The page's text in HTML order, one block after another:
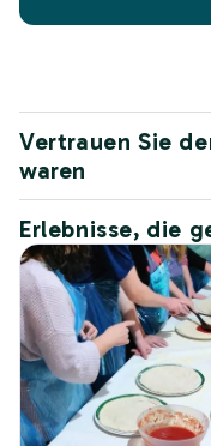
Vertrauen Sie
waren
Erlebnisse, die